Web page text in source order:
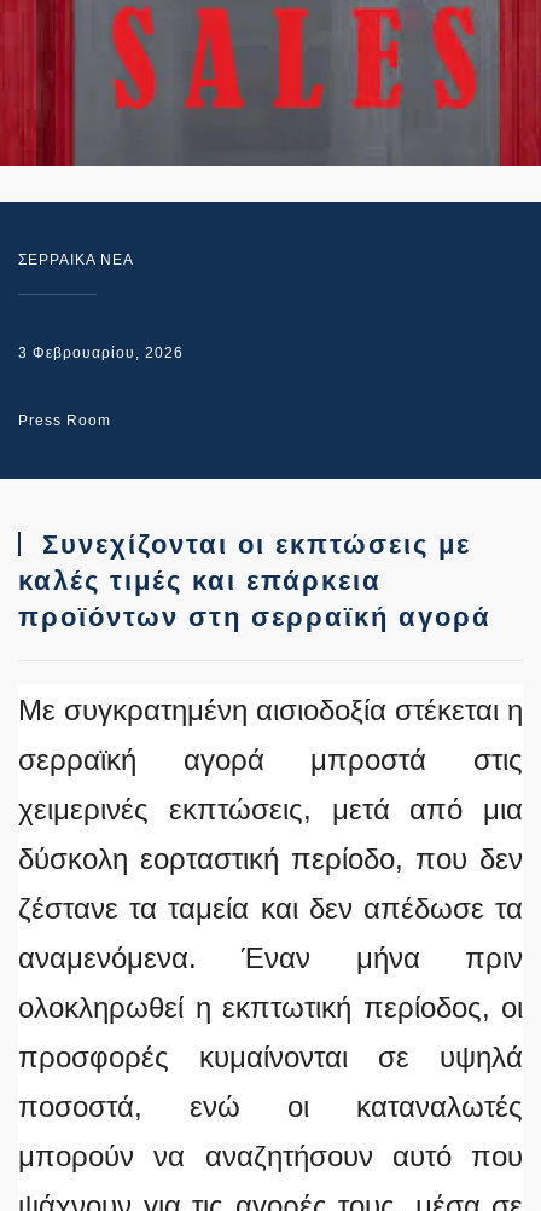
ΣΕΡΡΑΙΚΑ ΝΕΑ
3 Φεβρουαρίου, 2026
Press Room
Συνεχίζονται οι εκπτώσεις με
καλές τιμές και επάρκεια
προϊόντων στη σερραϊκή αγορά
Με συγκρατημένη αισιοδοξία στέκεται η
σερραϊκή αγορά μπροστά στις
χειμερινές εκπτώσεις, μετά από μια
δύσκολη εορταστική περίοδο, που δεν
ζέστανε τα ταμεία και δεν απέδωσε τα
αναμενόμενα. Έναν μήνα πριν
ολοκληρωθεί η εκπτωτική περίοδος, οι
προσφορές κυμαίνονται σε υψηλά
ποσοστά, ενώ οι καταναλωτές
μπορούν να αναζητήσουν αυτό που